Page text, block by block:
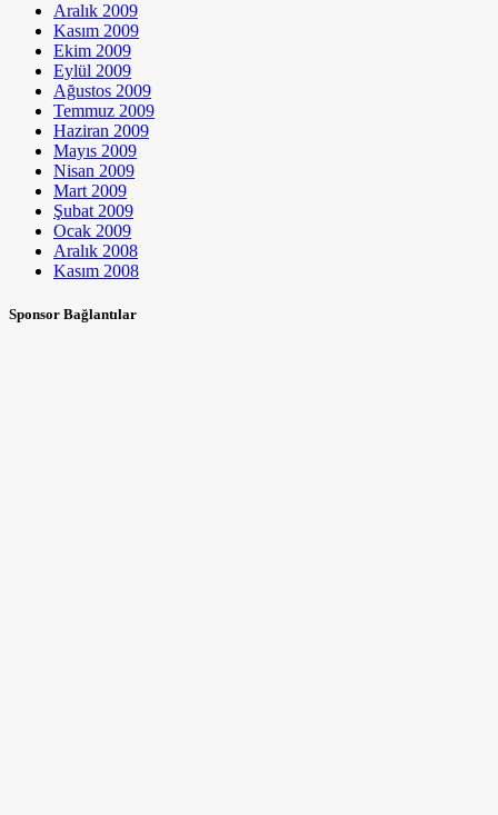
Aralık 2009
Kasım 2009
Ekim 2009
Eylül 2009
Ağustos 2009
Temmuz 2009
Haziran 2009
Mayıs 2009
Nisan 2009
Mart 2009
Şubat 2009
Ocak 2009
Aralık 2008
Kasım 2008
Sponsor Bağlantılar